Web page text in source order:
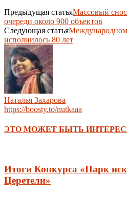
Предыдущая статьяМассовый
очереди около 900 объектов
Следующая статья
исполнилось 80 лет
Наталья Захарова
https://boosty.to/nutkaaa
ЭТО МОЖЕТ БЫТЬ
Итоги Конкурса «Парк
Церетели»